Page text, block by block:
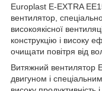
Europlast E-EXTRA
вентилятор,
високоякісної
конструкцію і високу
очищати повітря від
Витяжний вентилятор
двигуном і